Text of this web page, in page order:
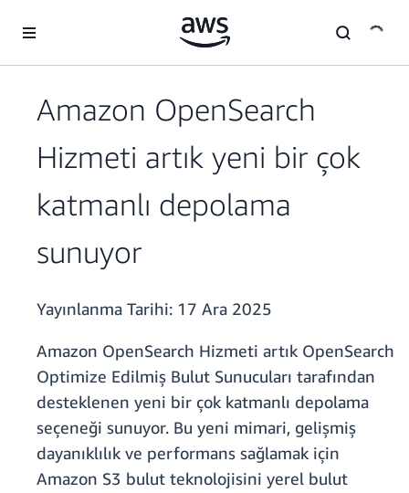
Amazon OpenSearch
Hizmeti artık yeni bir çok
katmanlı depolama
sunuyor
Yayınlanma Tarihi: 17 Ara 2025
Amazon OpenSearch Hizmeti artık OpenSearch
Optimize Edilmiş Bulut Sunucuları tarafından
desteklenen yeni bir çok katmanlı depolama
seçeneği sunuyor. Bu yeni mimari, gelişmiş
dayanıklılık ve performans sağlamak için
Amazon S3 bulut teknolojisini yerel bulut